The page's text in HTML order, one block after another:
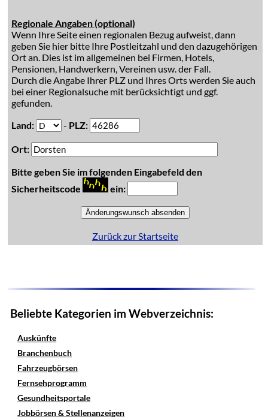
Regionale Angaben (optional)
Wenn Ihre Seite einen regionalen Bezug aufweist, dann
geben Sie hier bitte Ihre Postleitzahl und den dazugehörigen
Ort an. Dies ist im allgemeinen bei Firmen, Hotels,
Pensionen, Handwerkern, Vereinen usw. der Fall.
Durch die Angabe Ihrer PLZ und Ihres Orts werden Sie auch
bei einer Regionalsuche mit berücksichtigt und ggf.
gefunden.
Land:
- PLZ:
Ort:
Bitte geben Sie im folgenden Eingabefeld den
Sicherheitscode
ein:
Zurück zur Startseite
Beliebte Kategorien im Webverzeichnis:
Auskünfte
Branchenbuch
Fahrzeugbörsen
Fernsehprogramm
Gesundheitsportale
Jobbörsen & Stellenanzeigen